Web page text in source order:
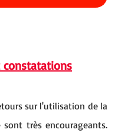
constatations
sur l'utilisation de la
très encourageants.